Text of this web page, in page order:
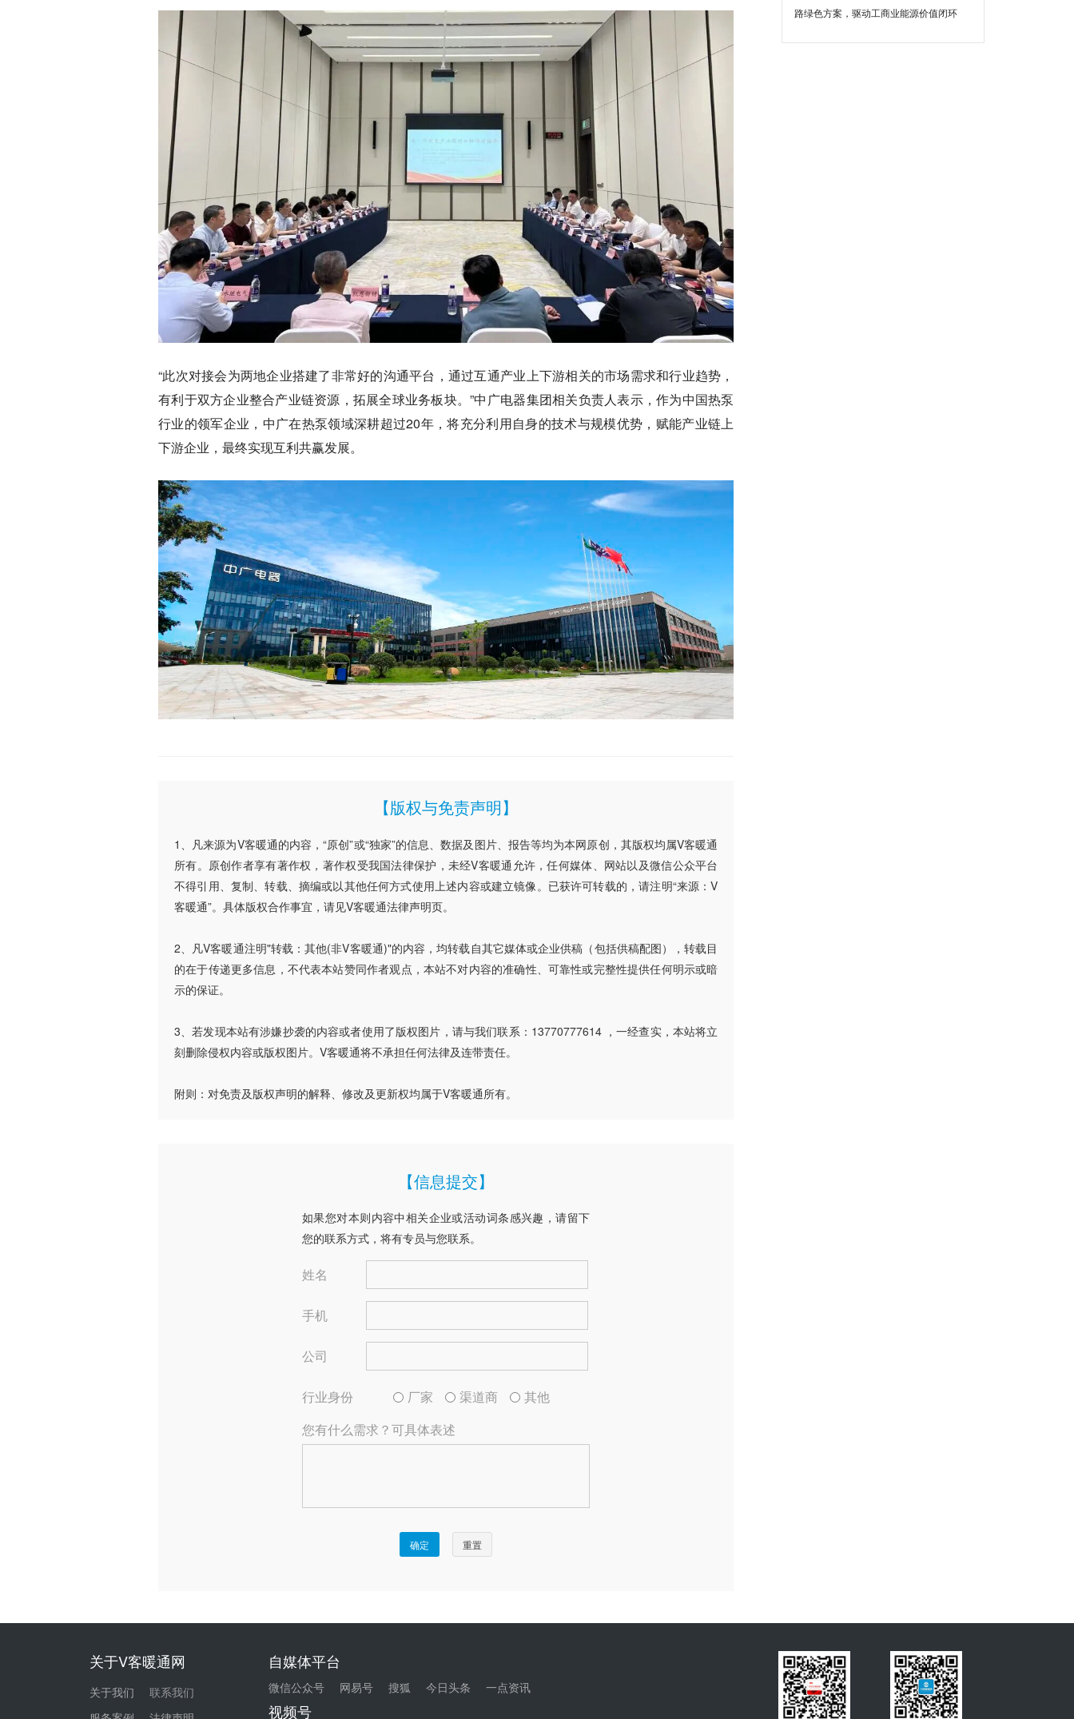
“此次对接会为两地企业搭建了非常好的沟通平台，通过互通产业上下游相关的市场需求和行业趋势，
有利于双方企业整合产业链资源，拓展全球业务板块。”中广电器集团相关负责人表示，作为中国热泵
行业的领军企业，中广在热泵领域深耕超过20年，将充分利用自身的技术与规模优势，赋能产业链上
下游企业，最终实现互利共赢发展。
【版权与免责声明】
1、凡来源为V客暖通的内容，“原创”或“独家”的信息、数据及图片、报告等均为本网原创，其版权均属V客暖通
所有。原创作者享有著作权，著作权受我国法律保护，未经V客暖通允许，任何媒体、网站以及微信公众平台
不得引用、复制、转载、摘编或以其他任何方式使用上述内容或建立镜像。已获许可转载的，请注明“来源：V
客暖通”。具体版权合作事宜，请见V客暖通法律声明页。
2、凡V客暖通注明"转载：其他(非V客暖通)"的内容，均转载自其它媒体或企业供稿（包括供稿配图），转载目
的在于传递更多信息，不代表本站赞同作者观点，本站不对内容的准确性、可靠性或完整性提供任何明示或暗
示的保证。
3、若发现本站有涉嫌抄袭的内容或者使用了版权图片，请与我们联系：13770777614 ，一经查实，本站将立
刻删除侵权内容或版权图片。V客暖通将不承担任何法律及连带责任。
附则：对免责及版权声明的解释、修改及更新权均属于V客暖通所有。
路绿色方案，驱动工商业能源价值闭环
关于V客暖通网
关于我们
联系我们
自媒体平台
微信公众号 网易号 搜狐 今日头条 一点资讯
视频号